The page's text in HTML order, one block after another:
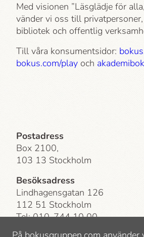
Med visionen ”Läsglädje för
vänder vi oss till
bibliotek och offentlig
Till våra konsumentsidor:
bokus.com/play och
Postadress
Box 2100,
103 13 Stockholm
Besöksadress
Lindhagensgatan 126
112 51 Stockholm
Tel: 010-744 10 00
E-post:
info@bokusgruppen.com